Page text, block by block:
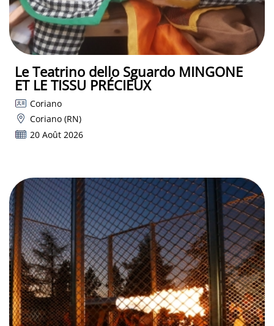
Le Teatrino dello Sguardo MINGONE
ET LE TISSU PRÉCIEUX
Coriano
Coriano (RN)
20 Août 2026